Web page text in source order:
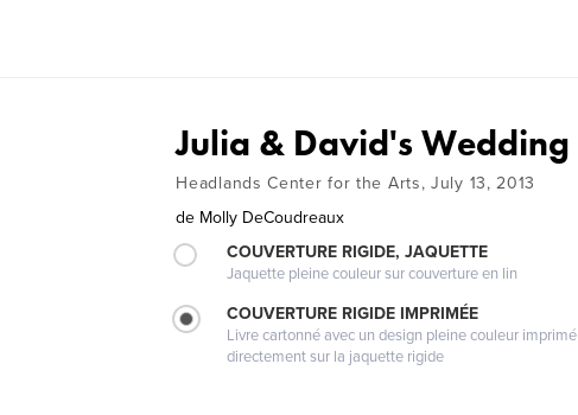
Julia & David's Wedding
Headlands Center for the Arts, July 13, 2013
de Molly DeCoudreaux
COUVERTURE RIGIDE, JAQUETTE
Jaquette pleine couleur sur couverture en lin
COUVERTURE RIGIDE IMPRIMÉE
Livre cartonné avec un design pleine couleur imprimé
directement sur la jaquette rigide